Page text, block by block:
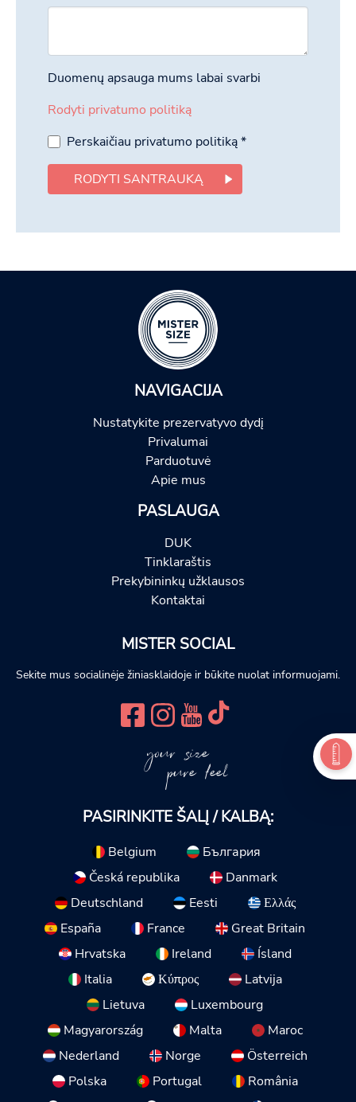
Duomenų apsauga mums labai svarbi
Rodyti privatumo politiką
Perskaičiau privatumo politiką*
RODYTI SANTRAUKĄ
NAVIGACIJA
Nustatykite prezervatyvo dydį
Privalumai
Parduotuvė
Apie mus
PASLAUGA
DUK
Tinklaraštis
Prekybininkų užklausos
Kontaktai
MISTER SOCIAL
Sekite mus socialinėje žiniasklaidoje ir būkite nuolat informuojami.
your size
pure feel
PASIRINKITE ŠALĮ / KALBĄ:
Belgium
България
Česká republika
Danmark
Deutschland
Eesti
Ελλάς
España
France
Great Britain
Hrvatska
Ireland
Ísland
Italia
Κύπρος
Latvija
Lietuva
Luxembourg
Magyarország
Malta
Maroc
Nederland
Norge
Österreich
Polska
Portugal
România